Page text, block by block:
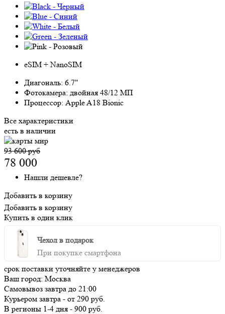
eSIM + NanoSIM
Диагональ: 6.7"
Фотокамера: двойная 48/12 МП
Процессор: Apple A18 Bionic
Все характеристики
есть в наличии
93 600 руб
78 000
Нашли дешевле?
Добавить в корзину
Добавить в корзину
Купить в один клик
Чехол в подарок
При покупке смартфона
срок поставки уточняйте у менеджеров
Ваш город: Москва
Самовывоз завтра до 21:00
Курьером завтра - от 290 руб.
В регионы 1-4 дня - 900 руб.